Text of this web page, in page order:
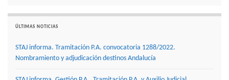
ÚLTIMAS NOTICIAS
STAJ informa. Tramitación P.A. convocatoria 1288/2022.
Nombramiento y adjudicación destinos Andalucía